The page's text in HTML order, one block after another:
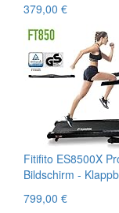
379,00 €
Fitifito ES8500X
Bildschirm -
799,00 €